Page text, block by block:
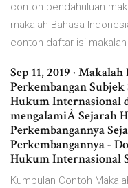
contoh pendahuluan
makalah Bahasa
contoh daftar isi makalah
Sep 11, 2019 ·
Perkembangan
Hukum Internasional
mengalamiÂ Sejarah
Perkembangannya
Perkembangannya -
Hukum Internasional
Kumpulan Contoh